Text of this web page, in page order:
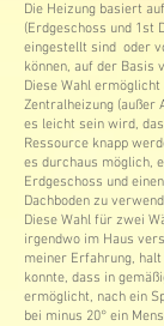
Die Heizung basiert
(Erdgeschoss und 1st
eingestellt sind oder
können, auf der Basis
Diese Wahl
Zentralheizung (außer
es leicht sein wird,
Ressource knapp
es durchaus möglich,
Erdgeschoss und
Dachboden zu
Diese Wahl für zwei
irgendwo im Haus
meiner Erfahrung,
konnte, dass in
ermöglicht, nach ein
bei minus 20° ein